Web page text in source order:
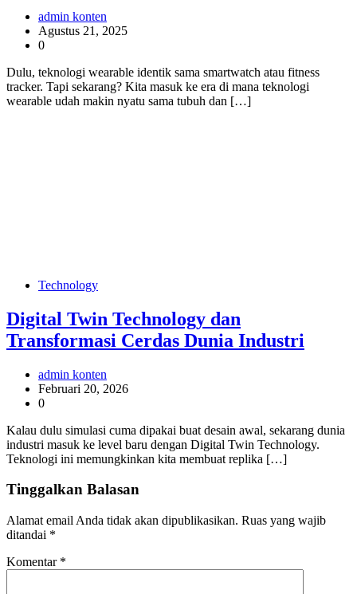
admin konten
Agustus 21, 2025
0
Dulu, teknologi wearable identik sama smartwatch atau fitness
tracker. Tapi sekarang? Kita masuk ke era di mana teknologi
wearable udah makin nyatu sama tubuh dan […]
Technology
Digital Twin Technology dan
Transformasi Cerdas Dunia Industri
admin konten
Februari 20, 2026
0
Kalau dulu simulasi cuma dipakai buat desain awal, sekarang dunia
industri masuk ke level baru dengan Digital Twin Technology.
Teknologi ini memungkinkan kita membuat replika […]
Tinggalkan Balasan
Alamat email Anda tidak akan dipublikasikan. Ruas yang wajib
ditandai *
Komentar *